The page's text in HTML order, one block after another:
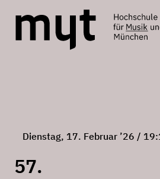
Dienstag, 17. Februar ’26 /
57.